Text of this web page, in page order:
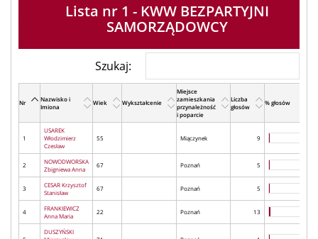
Lista nr 1 - KWW BEZPARTYJNI
SAMORZĄDOWCY
Szukaj:
Nr
Nazwisko i
Imiona
Wiek Wykształcenie
Miejsce
zamieszkania
przynależność
i poparcie
Liczba
głosów
% głosów
1
USAREK
Włodzimierz
Czesław
55 Miączynek 9
2
NOWODWORSKA
Zbigniewa Anna
67 Poznań 5
3
CESAR Krzysztof
Stanisław
67 Poznań 5
4
FRANKIEWICZ
Anna Maria
22 Poznań 13
DUSZYŃSKI